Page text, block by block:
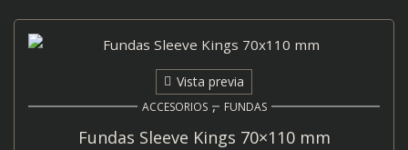
Vista previa
ACCESORIOS , FUNDAS
Fundas Sleeve Kings 70×110 mm